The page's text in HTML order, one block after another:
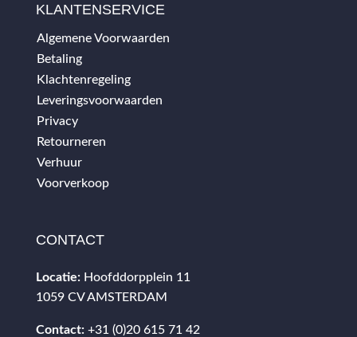
KLANTENSERVICE
Algemene Voorwaarden
Betaling
Klachtenregeling
Leveringsvoorwaarden
Privacy
Retourneren
Verhuur
Voorverkoop
CONTACT
Locatie: Hoofddorpplein 11
1059 CV AMSTERDAM
Contact: +31 (0)20 615 71 42